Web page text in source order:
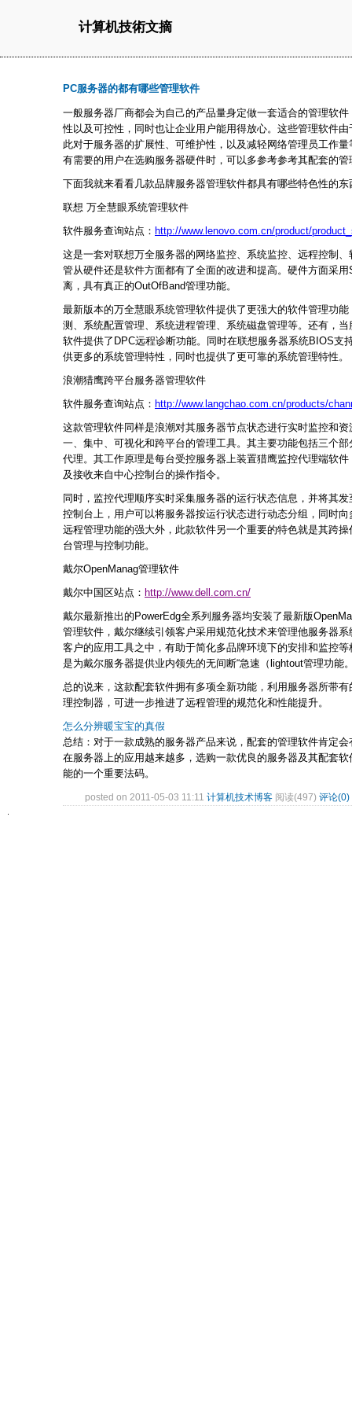
计算机技術文摘
PC服务器的都有哪些管理软件
一般服务器厂商都会为自己的产品量身定做一套适合的管理软
性以及可控性，同时也让企业用户能用得放心。这些管理软件
此对于服务器的扩展性、可维护性，以及减轻网络管理员工作
有需要的用户在选购服务器硬件时，可以多参考参考其配套的
下面我就来看看几款品牌服务器管理软件都具有哪些特色性的东
联想 万全慧眼系统管理软件
软件服务查询站点： http://www.lenovo.com.cn/product/
这是一套对联想万全服务器的网络监控、系统监控、远程控制
管从硬件还是软件方面都有了全面的改进和提高。硬件方面采
离，具有真正的OutOfBand管理功能。
最新版本的万全慧眼系统管理软件提供了更强大的软件管理功
测、系统配置管理、系统进程管理、系统磁盘管理等。还有，
软件提供了DPC远程诊断功能。同时在联想服务器系统BIOS支
供更多的系统管理特性，同时也提供了更可靠的系统管理特性。
浪潮猎鹰跨平台服务器管理软件
软件服务查询站点： http://www.langchao.com.cn/products/
这款管理软件同样是浪潮对其服务器节点状态进行实时监控和
一、集中、可视化和跨平台的管理工具。其主要功能包括三个
代理。其工作原理是每台受控服务器上装置猎鹰监控代理端软
及接收来自中心控制台的操作指令。
同时，监控代理顺序实时采集服务器的运行状态信息，并将其
控制台上，用户可以将服务器按运行状态进行动态分组，同时
远程管理功能的强大外，此款软件另一个重要的特色就是其跨
台管理与控制功能。
戴尔OpenManag管理软件
戴尔中国区站点： http://www.dell.com.cn/
戴尔最新推出的PowerEdg全系列服务器均安装了最新版
管理软件，戴尔继续引领客户采用规范化技术来管理他服务器
客户的应用工具之中，有助于简化多品牌环境下的安排和监控
是为戴尔服务器提供业内领先的无间断“急速（lightout管理功能
总的说来，这款配套软件拥有多项全新功能，利用服务器所带
理控制器，可进一步推进了远程管理的规范化和性能提升。
怎么分辨暖宝宝的真假
总结：对于一款成熟的服务器产品来说，配套的管理软件肯定
在服务器上的应用越来越多，选购一款优良的服务器及其配套
能的一个重要法码。
posted on 2011-05-03 11:11 计算机技术博客 阅读(497) 评论(0)